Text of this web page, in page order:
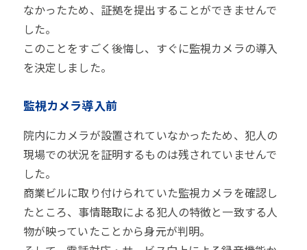
なかったため、証拠を提出することができませんで
した。
このことをすごく後悔し、すぐに監視カメラの導入
を決定しました。
監視カメラ導入前
院内にカメラが設置されていなかったため、犯人の
現場での状況を証明するものは残されていませんで
した。
商業ビルに取り付けられていた監視カメラを確認し
たところ、事情聴取による犯人の特徴と一致する人
物が映っていたことから身元が判明。